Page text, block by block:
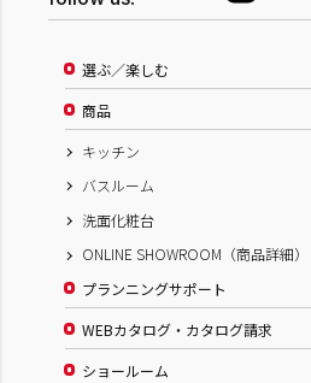
選ぶ／楽しむ
商品
キッチン
バスルーム
洗面化粧台
ONLINE SHOWROOM（商品詳細）
プランニングサポート
WEBカタログ・カタログ請求
ショールーム